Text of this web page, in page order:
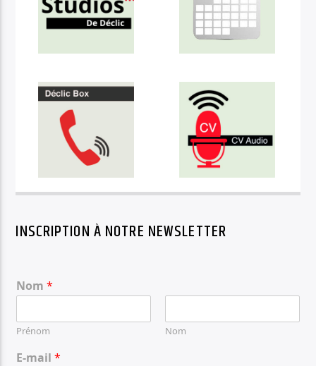
INSCRIPTION À NOTRE NEWSLETTER
Nom*
Prénom Nom
E-mail*